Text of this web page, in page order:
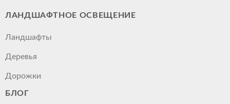
ЛАНДШАФТНОЕ ОСВЕЩЕНИЕ
Ландшафты
Деревья
Дорожки
БЛОГ